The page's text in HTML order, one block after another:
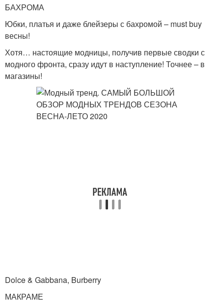
БАХРОМА
Юбки, платья и даже блейзеры с бахромой – must buy
весны!
Хотя… настоящие модницы, получив первые сводки с
модного фронта, сразу идут в наступление! Точнее – в
магазины!
Dolce & Gabbana, Burberry
МАКРАМЕ